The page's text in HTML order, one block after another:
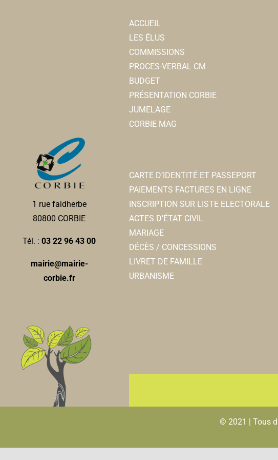
1 rue faidherbe
80800 CORBIE
Tél. :03 22 96 43 00
mairie@mairie-
corbie.fr
ACCUEIL
LES ÉLUS
COMMISSIONS
PROCES-VERBAL CM
BUDGET
PRÉSENTATION CORBIE
JUMELAGE
CORBIE MAG
CARTE D’IDENTITÉ ET PASSEPORT
PAIEMENTS FACTURES EN LIGNE
INSCRIPTION SUR LISTE ELECTORALE
ACTES D’ÉTAT CIVIL
MARIAGE
DÉCÈS / CONCESSIONS
LIVRET DE FAMILLE
URBANISME
© 2021 | Tous